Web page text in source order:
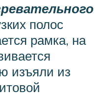
полос
рамка, на
изъяли из